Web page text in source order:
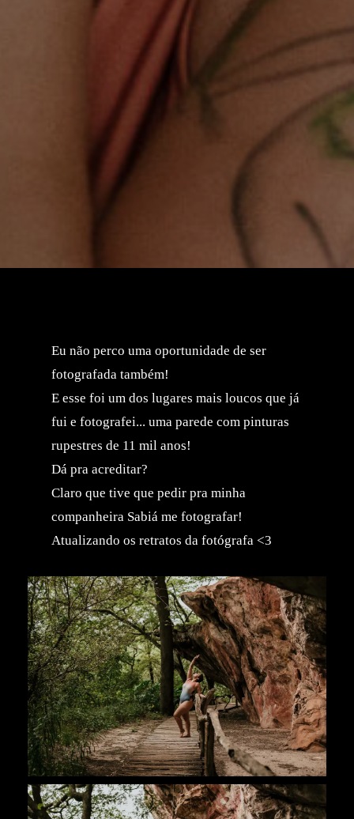
Eu não perco uma oportunidade de ser
fotografada também!
E esse foi um dos lugares mais loucos que já
fui e fotografei... uma parede com pinturas
rupestres de 11 mil anos!
Dá pra acreditar?
Claro que tive que pedir pra minha
companheira Sabiá me fotografar!
Atualizando os retratos da fotógrafa <3